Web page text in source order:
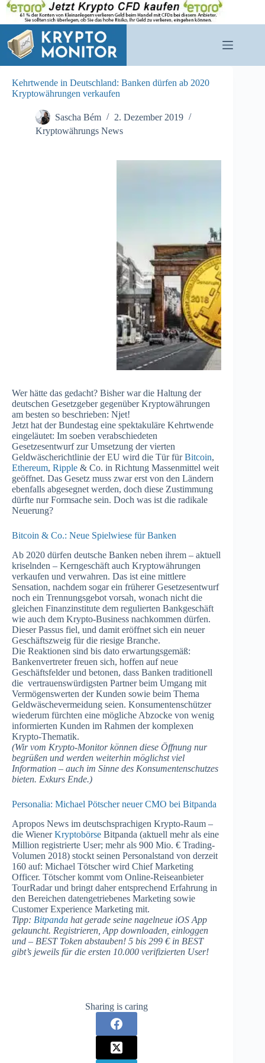
Zum
Inhalt
springen
Kehrtwende in Deutschland: Banken dürfen ab 2020
Kryptowährungen verkaufen
Sascha Bém
2. Dezember 2019
Kryptowährungs News
Wer hätte das gedacht? Bisher war die Haltung der
deutschen Gesetzgeber gegenüber Kryptowährungen
am besten so beschrieben: Njet!
Jetzt hat der Bundestag eine spektakuläre Kehrtwende
eingeläutet: Im soeben verabschiedeten
Gesetzesentwurf zur Umsetzung der vierten
Geldwäscherichtlinie der EU wird die Tür fürBitcoin,
Ethereum, Ripple & Co. in Richtung Massenmittel weit
geöffnet. Das Gesetz muss zwar erst von den Ländern
ebenfalls abgesegnet werden, doch diese Zustimmung
dürfte nur Formsache sein. Doch was ist die radikale
Neuerung?
Bitcoin & Co.: Neue Spielwiese für Banken
Ab 2020 dürfen deutsche Banken neben ihrem – aktuell
kriselnden – Kerngeschäft auch Kryptowährungen
verkaufen und verwahren. Das ist eine mittlere
Sensation, nachdem sogar ein früherer Gesetzesentwurf
noch ein Trennungsgebot vorsah, wonach nicht die
gleichen Finanzinstitute dem regulierten Bankgeschäft
wie auch dem Krypto-Business nachkommen dürfen.
Dieser Passus fiel, und damit eröffnet sich ein neuer
Geschäftszweig für die riesige Branche.
Die Reaktionen sind bis dato erwartungsgemäß:
Bankenvertreter freuen sich, hoffen auf neue
Geschäftsfelder und betonen, dass Banken traditionell
die vertrauenswürdigsten Partner beim Umgang mit
Vermögenswerten der Kunden sowie beim Thema
Geldwäschevermeidung seien. Konsumentenschützer
wiederum fürchten eine mögliche Abzocke von wenig
informierten Kunden im Rahmen der komplexen
Krypto-Thematik.
(Wir vom Krypto-Monitor können diese Öffnung nur
begrüßen und werden weiterhin möglichst viel
Information – auch im Sinne des Konsumentenschutzes
bieten. Exkurs Ende.)
Personalia: Michael Pötscher neuer CMO bei Bitpanda
Apropos News im deutschsprachigen Krypto-Raum –
die WienerKryptobörse Bitpanda (aktuell mehr als eine
Million registrierte User; mehr als 900 Mio. € Trading-
Volumen 2018) stockt seinen Personalstand von derzeit
160 auf: Michael Tötscher wird Chief Marketing
Officer. Tötscher kommt vom Online-Reiseanbieter
TourRadar und bringt daher entsprechend Erfahrung in
den Bereichen datengetriebenes Marketing sowie
Customer Experience Marketing mit.
Tipp: Bitpanda hat gerade seine nagelneue iOS App
gelauncht. Registrieren, App downloaden, einloggen
und – BEST Token abstauben! 5 bis 299 € in BEST
gibt’s jeweils für die ersten 10.000 verifizierten User!
Sharing is caring